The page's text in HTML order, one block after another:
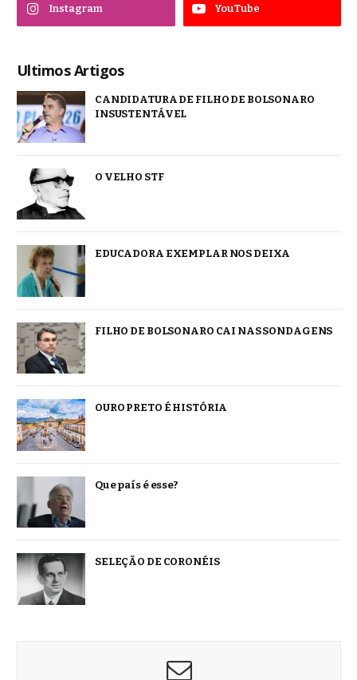
Instagram YouTube
Ultimos Artigos
CANDIDATURA DE FILHO DE BOLSONARO
INSUSTENTÁVEL
O VELHO STF
EDUCADORA EXEMPLAR NOS DEIXA
FILHO DE BOLSONARO CAI NAS SONDAGENS
OURO PRETO É HISTÓRIA
Que país é esse?
SELEÇÃO DE CORONÉIS